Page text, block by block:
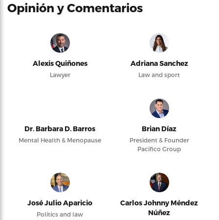
Opinión y Comentarios
Alexis Quiñones
Lawyer
Adriana Sanchez
Law and sport
Dr. Barbara D. Barros
Mental Health & Menopause
Brian Díaz
President & Founder
Pacifico Group
José Julio Aparicio
Politics and law
Carlos Johnny Méndez
Núñez